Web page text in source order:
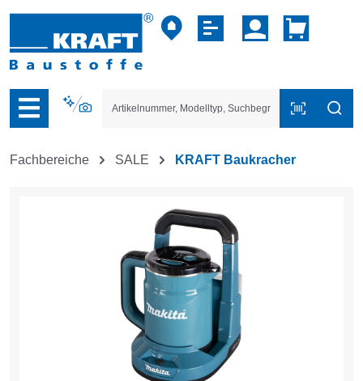
der B2B-Plattform springen
Fachbereiche SALE KRAFT Baukracher
Bildergalerie überspringen